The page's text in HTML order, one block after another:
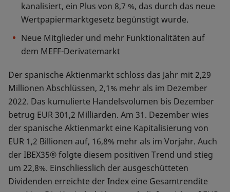
kanalisiert, ein Plus von 8,7 %, das durch das neue
Wertpapiermarktgesetz begünstigt wurde.
Neue Mitglieder und mehr Funktionalitäten auf
dem MEFF-Derivatemarkt
Der spanische Aktienmarkt schloss das Jahr mit 2,29
Millionen Abschlüssen, 2,1% mehr als im Dezember
2022. Das kumulierte Handelsvolumen bis Dezember
betrug EUR 301,2 Milliarden. Am 31. Dezember wies
der spanische Aktienmarkt eine Kapitalisierung von
EUR 1,2 Billionen auf, 16,8% mehr als im Vorjahr. Auch
der IBEX35® folgte diesem positiven Trend und stieg
um 22,8%. Einschliesslich der ausgeschütteten
Dividenden erreichte der Index eine Gesamtrendite